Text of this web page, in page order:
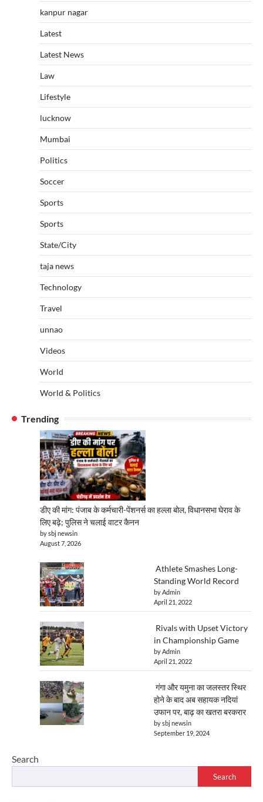
kanpur nagar
Latest
Latest News
Law
Lifestyle
lucknow
Mumbai
Politics
Soccer
Sports
Sports
State/City
taja news
Technology
Travel
unnao
Videos
World
World & Politics
Trending
डीए की मांग: पंजाब के कर्मचारी-पेंशनर्स का हल्ला बोल, विधानसभा घेराव के
लिए बढ़े; पुलिस ने चलाई वाटर कैनन
by sbj newsin
August 7, 2026
Athlete Smashes Long-
Standing World Record
by Admin
April 21, 2022
Rivals with Upset Victory
in Championship Game
by Admin
April 21, 2022
गंगा और यमुना का जलस्तर स्थिर
होने के बाद अब सहायक नदियां
उफान पर, बाढ़ का खतरा बरकरार
by sbj newsin
September 19, 2024
Search
Search